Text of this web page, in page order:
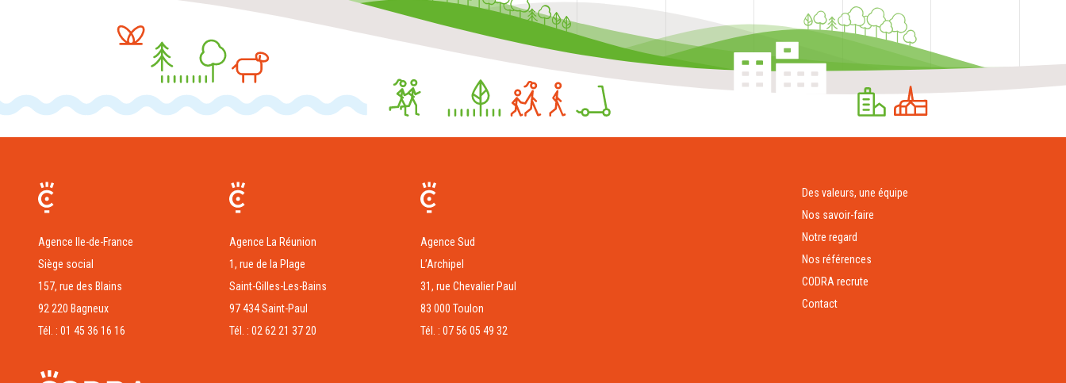
Agence Ile-de-France
Siège social
157, rue des Blains
92 220 Bagneux
Tél. : 01 45 36 16 16
Agence La Réunion
1, rue de la Plage
Saint-Gilles-Les-Bains
97 434 Saint-Paul
Tél. : 02 62 21 37 20
Agence Sud
L’Archipel
31, rue Chevalier Paul
83 000 Toulon
Tél. : 07 56 05 49 32
Des valeurs, une équipe
Nos savoir-faire
Notre regard
Nos références
CODRA recrute
Contact